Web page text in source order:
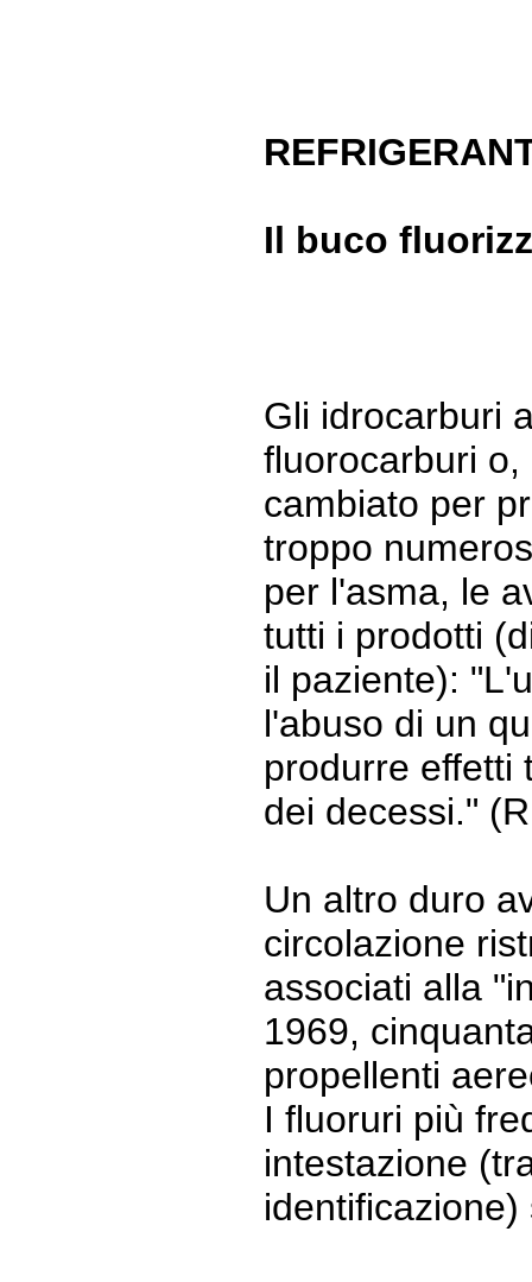
Il buco
Gli idrocarburi
fluorocarburi
cambiato per
troppo
per l'asma, le
tutti i prodotti
il paziente):
l'abuso di un
produrre effetti
dei decessi."
Un altro duro
circolazione
associati alla
1969,
propellenti
I fluoruri più
intestazione
identificazione)